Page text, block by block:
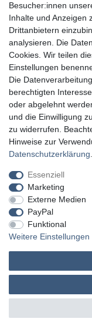
Besucher:innen
Inhalte und Anzeigen
Drittanbietern
analysieren. Die
Cookies. Wir teilen
Einstellungen
Die
berechtigten
oder abgelehnt
und die Einwilligung
zu widerrufen.
Hinweise zur
Daten­schutz­erklärung
Essenziell
Marketing
Externe Medien
PayPal
Funktional
Weitere Einstellungen